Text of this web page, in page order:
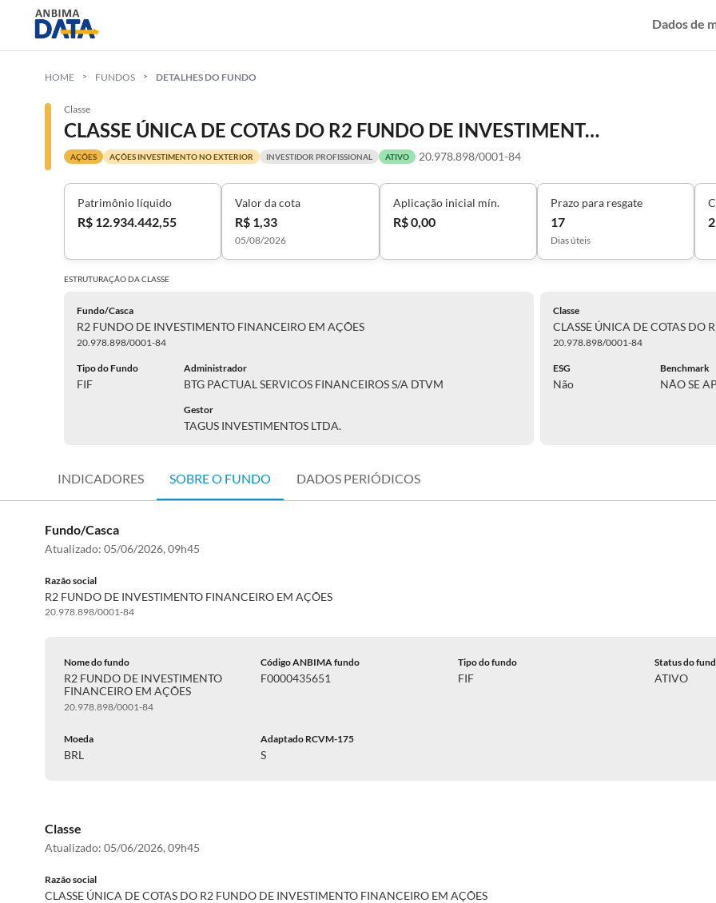
Dados de
HOME FUNDOS DETALHES DO FUNDO
Classe
CLASSE ÚNICA DE COTAS DO R2 FUNDO DE INVESTIMENTO FINANCEIRO EM AÇÕES
AÇÕES AÇÕES INVESTIMENTO NO EXTERIOR INVESTIDOR PROFISSIONAL ATIVO 20.978.898/0001-84
Patrimônio líquido
R$ 12.934.442,55
Valor da cota
R$ 1,33
05/08/2026
Aplicação inicial mín.
R$ 0,00
Prazo para resgate
17
Dias úteis
2
ESTRUTURAÇÃO DACLASSE
Fundo/Casca
R2 FUNDO DE INVESTIMENTO FINANCEIRO EM AÇÕES
20.978.898/0001-84
Tipo do Fundo
FIF
Administrador
BTG PACTUAL SERVICOS FINANCEIROS S/A DTVM
Gestor
TAGUS INVESTIMENTOS LTDA.
Classe
CLASSE ÚNICA DE COTAS DO
20.978.898/0001-84
ESG
Não
Benchmark
NÃO SE
INDICADORES SOBRE O FUNDO DADOS PERIÓDICOS
Fundo/Casca
Atualizado: 05/06/2026, 09h45
Razão social
R2 FUNDO DE INVESTIMENTO FINANCEIRO EM AÇÕES
20.978.898/0001-84
Nome do fundo
R2 FUNDO DE INVESTIMENTO
FINANCEIRO EM AÇÕES
20.978.898/0001-84
Código ANBIMA fundo
F0000435651
Tipo do fundo
FIF
Status do
ATIVO
Moeda
BRL
Adaptado RCVM-175
S
Classe
Atualizado: 05/06/2026, 09h45
Razão social
CLASSE ÚNICA DE COTAS DO R2 FUNDO DE INVESTIMENTO FINANCEIRO EM AÇÕES